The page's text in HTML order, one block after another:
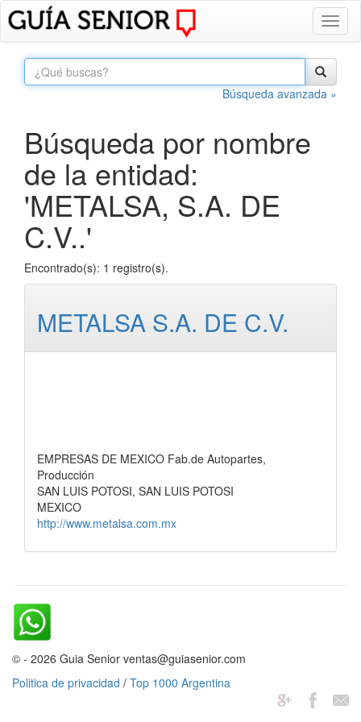
Búsqueda avanzada »
Búsqueda por nombre
de la entidad:
'METALSA, S.A. DE
C.V..'
Encontrado(s): 1 registro(s).
METALSA S.A. DE C.V.
EMPRESAS DE MEXICO Fab.de Autopartes,
Producción
SAN LUIS POTOSI, SAN LUIS POTOSI
MEXICO
http://www.metalsa.com.mx
© - 2026 Guia Senior ventas@guiasenior.com
Politica de privacidad / Top 1000 Argentina